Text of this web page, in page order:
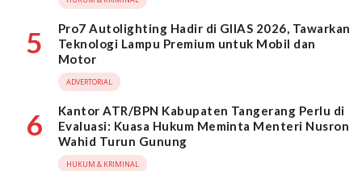
5
Pro7 Autolighting Hadir di GIIAS 2026, Tawarkan
Teknologi Lampu Premium untuk Mobil dan
Motor
ADVERTORIAL
6
Kantor ATR/BPN Kabupaten Tangerang Perlu di
Evaluasi: Kuasa Hukum Meminta Menteri Nusron
Wahid Turun Gunung
HUKUM & KRIMINAL